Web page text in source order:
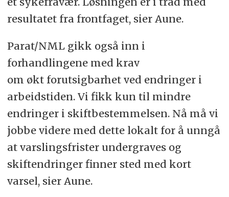
resultatet fra frontfaget, sier Aune.
Parat/NML gikk også inn i
forhandlingene med krav
om økt forutsigbarhet ved endringer i
arbeidstiden. Vi fikk kun til mindre
endringer i skiftbestemmelsen. Nå må vi
jobbe videre med dette lokalt for å unngå
at varslingsfrister undergraves og
skiftendringer finner sted med kort
varsel, sier Aune.